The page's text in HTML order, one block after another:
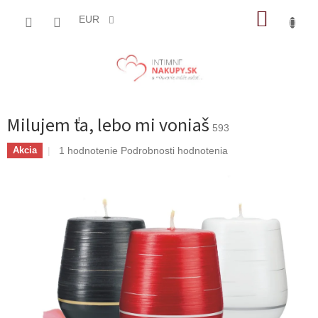
EUR
Milujem ťa, lebo mi voniaš 593
Akcia
Priemerné
hviezdičiek.
1 hodnotenie Podrobnosti hodnotenia